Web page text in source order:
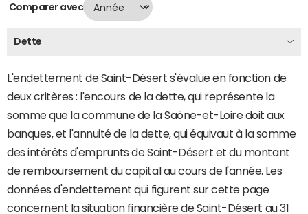
Comparer avec
Dette
L'endettement de Saint-Désert s'évalue en fonction de
deux critères : l'encours de la dette, qui représente la
somme que la commune de la Saône-et-Loire doit aux
banques, et l'annuité de la dette, qui équivaut à la somme
des intérêts d'emprunts de Saint-Désert et du montant
de remboursement du capital au cours de l'année. Les
données d'endettement qui figurent sur cette page
concernent la situation financière de Saint-Désert au 31